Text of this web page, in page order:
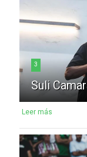
3
Suli
Leer más